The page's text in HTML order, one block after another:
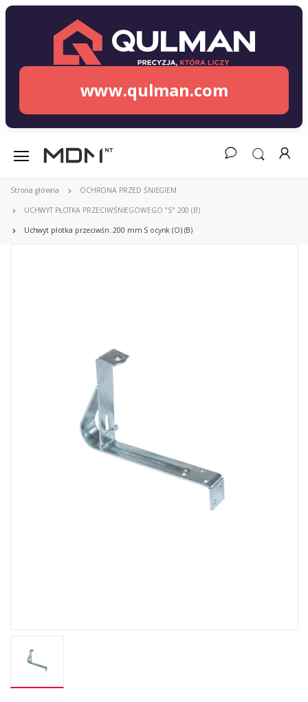
www.qulman.com
Strona główna OCHRONA PRZED ŚNIEGIEM
UCHWYT PŁOTKA PRZECIWŚNIEGOWEGO "S" 200 (B)
Uchwyt płotka przeciwśn. 200 mm S ocynk (O) (B)